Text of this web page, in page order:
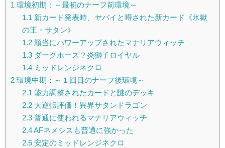
1 環境初期：～最初のナーフ前環境～
1.1 新カード発表時、ヤバイと噂された新カード《氷獄
の王・サタン》
1.2順当にパワーアップされたマナリアウィッチ
1.3ダークホース？炎獅子ロイヤル
1.4ミッドレンジネクロ
2 環境中期：～１回目のナーフ後環境～
2.1 能力調整されたカードと謎のデッキ
2.2大逆転評価！異界サタンドラゴン
2.3普通に使われるマナリアウィッチ
2.4AFネメシスも普通に強かった
2.5安定のミッドレンジネクロ